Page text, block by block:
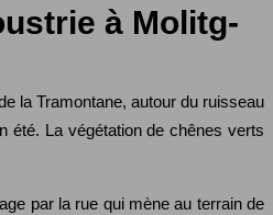
à Molitg-
la Tramontane, autour du ruisseau
été. La végétation de chênes verts
par la rue qui mène au terrain de